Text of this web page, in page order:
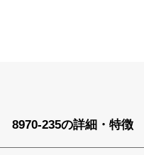
8970-235の詳細・特徴